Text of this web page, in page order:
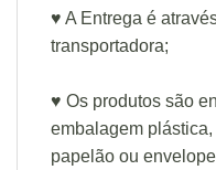
♥ A Entrega é
transportadora;
♥ Os produtos são
embalagem
papelão ou